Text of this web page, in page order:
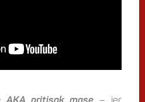
AKA pritisak mase – jer